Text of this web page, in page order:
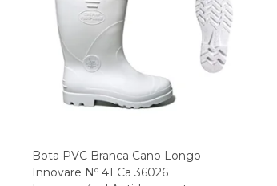
Bota PVC Branca Cano Longo
Innovare Nº 41 Ca 36026